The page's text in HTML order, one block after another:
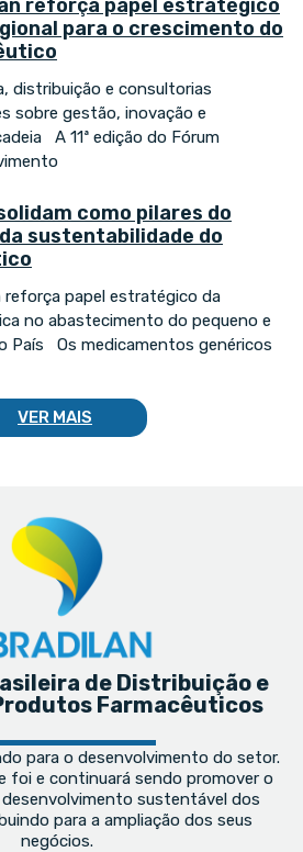
reforça papel estratégico
para o crescimento do
distribuição e consultorias
sobre gestão, inovação e
A 11ª edição do Fórum
como pilares do
sustentabilidade do
reforça papel estratégico da
no abastecimento do pequeno e
País Os medicamentos genéricos
VER MAIS
de Distribuição e
Farmacêuticos
para o desenvolvimento do setor.
foi e continuará sendo promover o
sustentável dos
para a ampliação dos seus
negócios.